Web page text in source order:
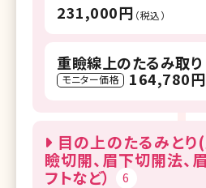
231,000円 （税込）
重瞼線上のたるみ取り
モニター価格 164,780円
目の上のたるみとり
瞼切開、眉下切開法、
フトなど）
6